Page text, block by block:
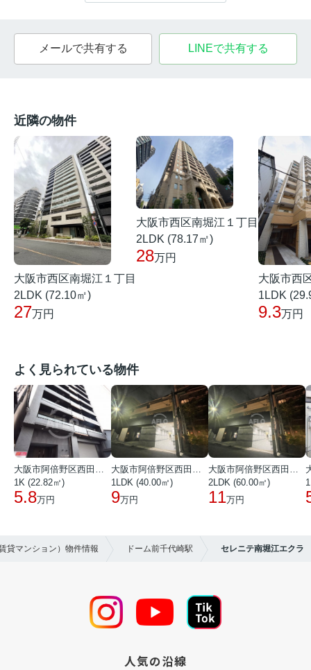
メールで共有する LINEで共有する
近隣の物件
大阪市西区南堀江１丁目
2LDK (72.10㎡)
27万円
大阪市西区南堀江１丁目
2LDK (78.17㎡)
28万円
大阪市西
1LDK
9.3万円
よく見られている物件
大阪市阿倍野区西田辺町１丁目
1K (22.82㎡)
5.8万円
大阪市阿倍野区西田辺町１丁目
1LDK (40.00㎡)
9万円
大阪市阿倍野区西田辺町１丁目
2LDK (60.00㎡)
11万円
貸マンション）物件情報 ドーム前千代崎駅 セレニテ南堀江エクラ
人気の沿線